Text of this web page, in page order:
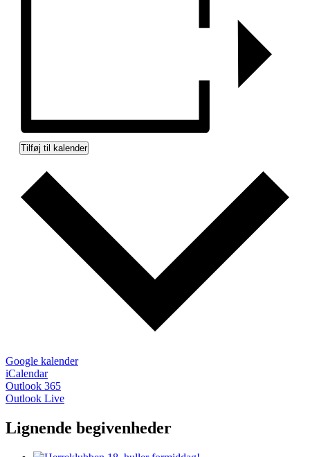
Tilføj til kalender
Google kalender
iCalendar
Outlook 365
Outlook Live
Lignende begivenheder